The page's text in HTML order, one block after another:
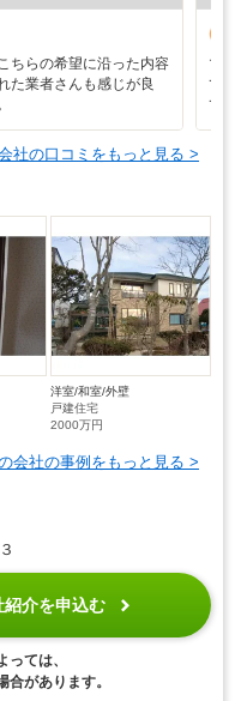
ちらの希望に沿った内容
た業者さんも感じが良
マ
て
て
社の口コミをもっと見る >
洋室/和室/外壁
戸建住宅
2000万円
会社の事例をもっと見る >
介を申込む
ては、
があります。